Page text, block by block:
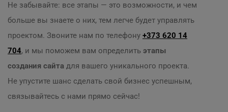
Не забывайте: все этапы — это возможности, и чем
больше вы знаете о них, тем легче будет управлять
проектом. Звоните нам по телефону +373 620 14
704, и мы поможем вам определить этапы
создания сайта для вашего уникального проекта.
Не упустите шанс сделать свой бизнес успешным,
связывайтесь с нами прямо сейчас!